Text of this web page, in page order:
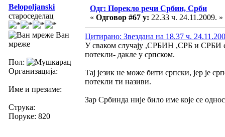
Belopoljanski
староседелац
Ван
мреже
Пол:
Организација:
Име и презиме:
Струка:
Поруке: 820
Одг: Порекло речи Србин, Срби
« Одговор #67 у: 22.33 ч. 24.11.2009. »
Цитирано: Звездана на 18.37 ч.
У сваком случају ,СРБИН ,СРБ и СРБИ
потекли- дакле у српском.
Тај језик не може бити српски, јер је
потекли ти називи.
Зар Србинда није било име које се